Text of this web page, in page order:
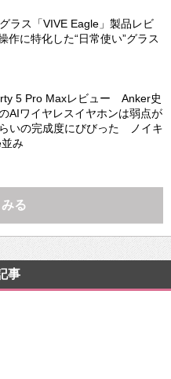
ラス「VIVE Eagle」製品レビ
に特化した“日常使い”グラス
5 Pro Maxレビュー Anker史
AIワイヤレスイヤホンは弱点が
いの完成度にびびった ノイキ
み
る
事